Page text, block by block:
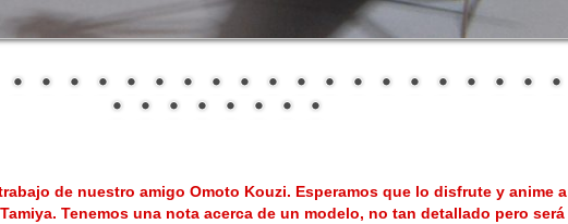
de nuestro amigo Omoto Kouzi. Esperamos que lo disfrute y anime a
Tenemos una nota acerca de un modelo, no tan detallado pero será